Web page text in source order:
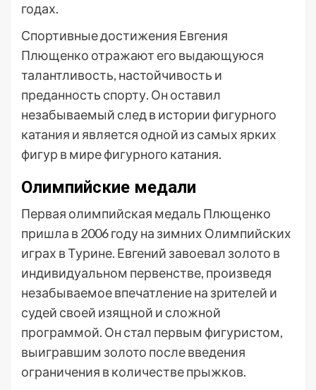
годах.
Спортивные достижения Евгения
Плющенко отражают его выдающуюся
талантливость, настойчивость и
преданность спорту. Он оставил
незабываемый след в истории фигурного
катания и является одной из самых ярких
фигур в мире фигурного катания.
Олимпийские медали
Первая олимпийская медаль Плющенко
пришла в 2006 году на зимних Олимпийских
играх в Турине. Евгений завоевал золото в
индивидуальном первенстве, произведя
незабываемое впечатление на зрителей и
судей своей изящной и сложной
программой. Он стал первым фигуристом,
выигравшим золото после введения
ограничения в количестве прыжков.